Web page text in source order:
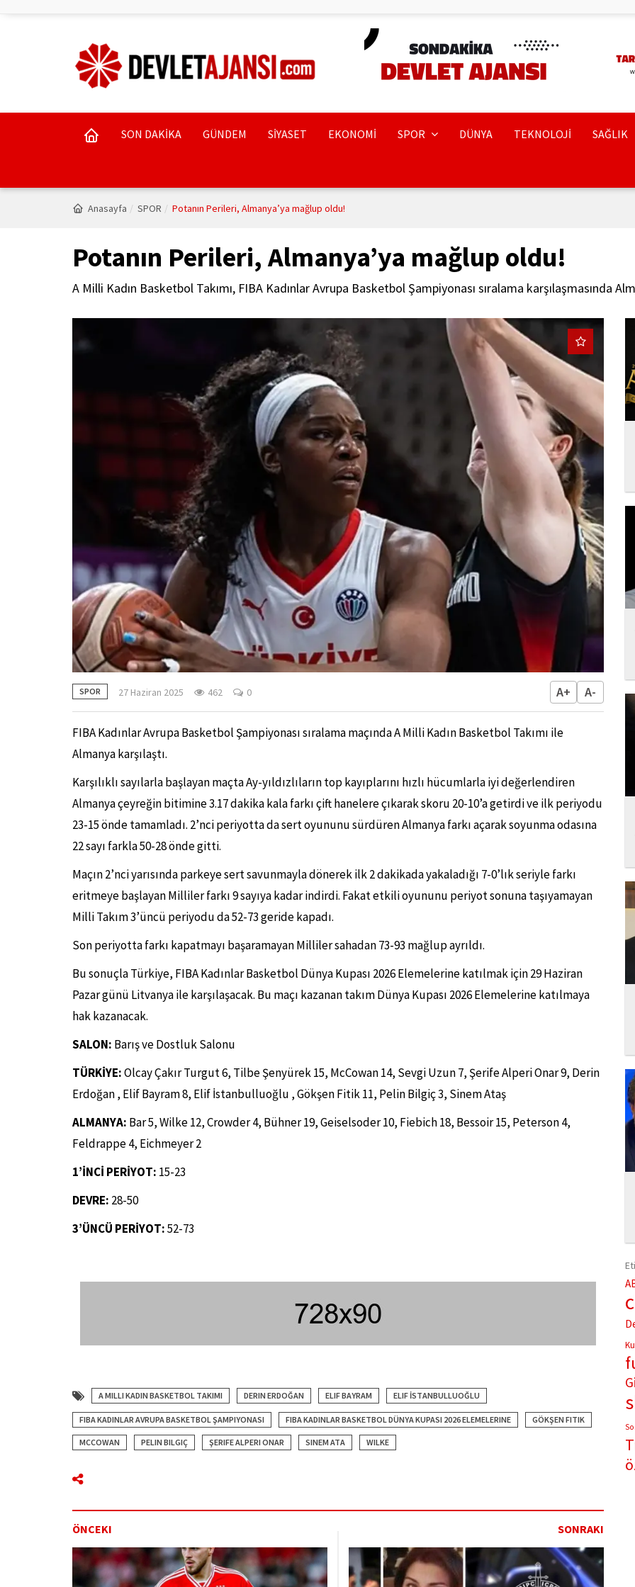
SON DAKİKA GÜNDEM SİYASET EKONOMİ SPOR DÜNYA TEKNOLOJİ SAĞLIK
Anasayfa SPOR Potanın Perileri, Almanya’ya mağlup oldu!
Potanın Perileri, Almanya’ya mağlup oldu!
A Milli Kadın Basketbol Takımı, FIBA Kadınlar Avrupa Basketbol Şampiyonası sıralama karşılaşmasında
SPOR 27 Haziran 2025 462 0 A+ A-
FIBA Kadınlar Avrupa Basketbol Şampiyonası sıralama maçında A Milli Kadın Basketbol Takımı ile
Almanya karşılaştı.
Karşılıklı sayılarla başlayan maçta Ay-yıldızlıların top kayıplarını hızlı hücumlarla iyi değerlendiren
Almanya çeyreğin bitimine 3.17 dakika kala farkı çift hanelere çıkarak skoru 20-10’a getirdi ve ilk periyodu
23-15 önde tamamladı. 2’nci periyotta da sert oyununu sürdüren Almanya farkı açarak soyunma odasına
22 sayı farkla 50-28 önde gitti.
Maçın 2’nci yarısında parkeye sert savunmayla dönerek ilk 2 dakikada yakaladığı 7-0’lık seriyle farkı
eritmeye başlayan Milliler farkı 9 sayıya kadar indirdi. Fakat etkili oyununu periyot sonuna taşıyamayan
Milli Takım 3’üncü periyodu da 52-73 geride kapadı.
Son periyotta farkı kapatmayı başaramayan Milliler sahadan 73-93 mağlup ayrıldı.
Bu sonuçla Türkiye, FIBA Kadınlar Basketbol Dünya Kupası 2026 Elemelerine katılmak için 29 Haziran
Pazar günü Litvanya ile karşılaşacak. Bu maçı kazanan takım Dünya Kupası 2026 Elemelerine katılmaya
hak kazanacak.
SALON: Barış ve Dostluk Salonu
TÜRKİYE:Olcay Çakır Turgut 6, Tilbe Şenyürek 15, McCowan 14, Sevgi Uzun 7, Şerife Alperi Onar 9, Derin
Erdoğan , Elif Bayram 8, Elif İstanbulluoğlu , Gökşen Fitik 11, Pelin Bilgiç 3, Sinem Ataş
ALMANYA: Bar 5, Wilke 12, Crowder 4, Bühner 19, Geiselsoder 10, Fiebich 18, Bessoir 15, Peterson 4,
Feldrappe 4, Eichmeyer 2
1’İNCİ PERİYOT: 15-23
DEVRE: 28-50
3’ÜNCÜ PERİYOT:52-73
A MILLI KADIN BASKETBOL TAKIMI DERIN ERDOĞAN ELIF BAYRAM ELIF İSTANBULLUOĞLU
FIBA KADINLAR AVRUPA BASKETBOL ŞAMPIYONASI FIBA KADINLAR BASKETBOL DÜNYA KUPASI 2026 ELEMELERINE GÖKŞEN FITIK
MCCOWAN PELIN BILGIÇ ŞERIFE ALPERI ONAR SINEM ATA WILKE
ÖNCEKI SONRAKI